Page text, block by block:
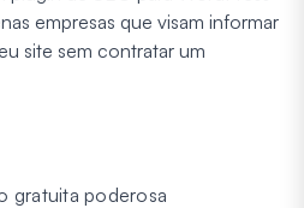
empresas que visam informar
site sem contratar um
gratuita poderosa